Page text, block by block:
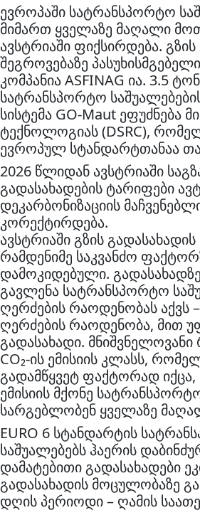
ევროპაში სატრანსპორტო
მიმართ ყველაზე მაღალი
ავსტრიაში ფიქსირდება.
შეგროვებაზე
კომპანია ASFINAG ია. 3.5
სატრანსპორტო
სისტემა GO-Maut ეფუძნება
ტექნოლოგიას (DSRC),
ევროპულ სტანდარტთანაა
2026 წლიდან ავსტრიაში
გადასახადების ტარიფები
დეკარბონიზაციის
კორექტირდება.
ავსტრიაში გზის
რამდენიმე საკვანძო
დამოკიდებული.
გავლენა სატრანსპორტო
ღერძების რაოდენობას აქვს
ღერძების რაოდენობა, მით
გადასახადი.
CO₂-ის ემისიის კლასს,
გადამწყვეტ ფაქტორად
ემისიის მქონე
სარგებლობენ ყველაზე
EURO 6 სტანდარტის
საშუალებებს ჰაერის
დამატებითი გადასახადები
გადასახადის მოცულობაზე
დღის პერიოდი – ღამის